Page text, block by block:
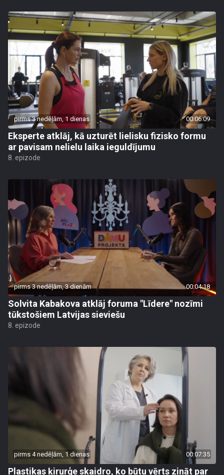
pirms 3 nedēļām, 1 dienas 00:06:09
Eksperte atklāj, kā uzturēt lielisku fizisko formu
ar pavisam nelielu laika ieguldījumu
8. epizode
pirms 3 nedēļām, 3 dienām 00:04:18
Solvita Kabakova atklāj foruma "Līdere" nozīmi
tūkstošiem Latvijas sieviešu
8. epizode
pirms 4 nedēļām, 1 dienas 00:07:35
Plastikas ķirurģe skaidro, ko būtu vērts zināt par